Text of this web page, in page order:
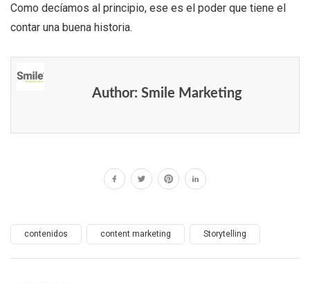
Como decíamos al principio, ese es el poder que tiene el
contar una buena historia.
Author:Smile Marketing
contenidos content marketing Storytelling